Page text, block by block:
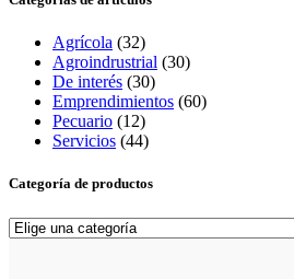
Agrícola (32)
Agroindrustrial (30)
De interés (30)
Emprendimientos (60)
Pecuario (12)
Servicios (44)
Categoría de productos